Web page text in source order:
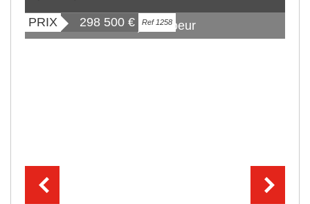
PRIX 298 500 € Ref 1258
Coup de coeur